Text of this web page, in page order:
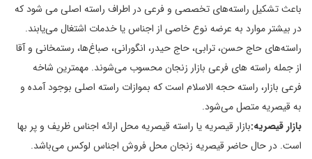
باعث تشکیل راسته‌های تخصصی و فرعی در اطراف راسته اصلی می شود که
در بیشتر موارد به عرضه نوع خاصی از اجناس یا خدمات اشتغال می‌یابند.
راسته‌های حاج حسن، ترابی، حاج حیدر، انگورانی، صباغ‌ها، رستمخانی و آقا
از جمله راسته های فرعی بازار زنجان محسوب می‌شوند. مهمترین شاخه
فرعی بازار، راسته حجه الاسلام است که بموازات راسته اصلی بوجود آمده و
به قیصریه متصل می‌شود.
بازار قیصریه:بازار قیصریه یا راسته قیصریه محل ارائه اجناس ظریف و پر بها
است. در حال حاضر قیصریه زنجان محل فروش اجناس لوکس می‌باشد.